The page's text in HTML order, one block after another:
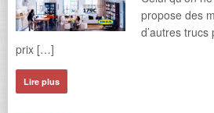
propose des
d’autres
prix […]
Lire plus